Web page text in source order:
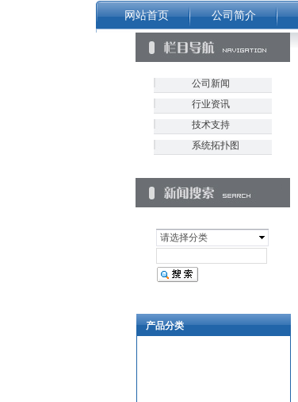
网站首页 公司简介
请选择分类
公司新闻
行业资讯
技术支持
系统拓扑图
产品分类